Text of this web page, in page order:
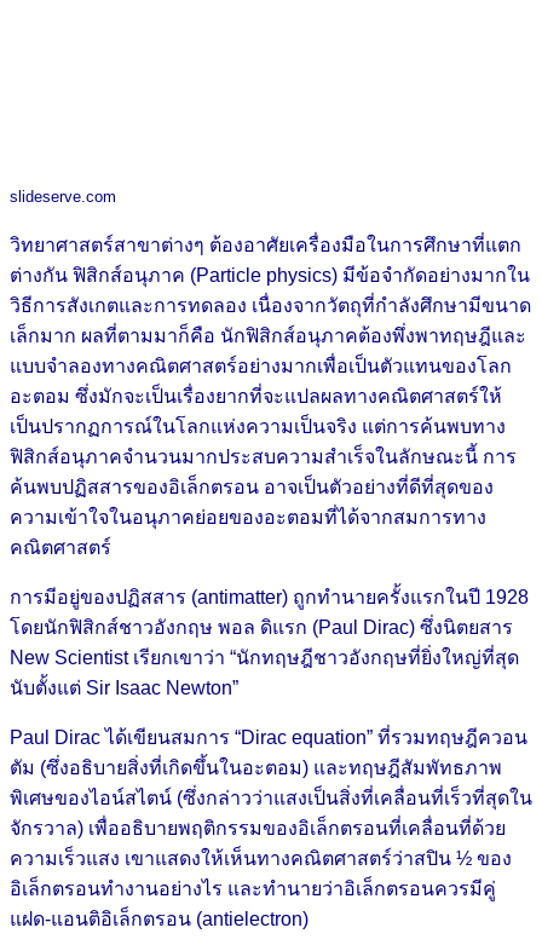
slideserve.com
วิทยาศาสตร์สาขาต่างๆ ต้องอาศัยเครื่องมือในการศึกษาที่แตก
ต่างกัน ฟิสิกส์อนุภาค (Particle physics) มีข้อจำกัดอย่างมากใน
วิธีการสังเกตและการทดลอง เนื่องจากวัตถุที่กำลังศึกษามีขนาด
เล็กมาก ผลที่ตามมาก็คือ นักฟิสิกส์อนุภาคต้องพึ่งพาทฤษฎีและ
แบบจำลองทางคณิตศาสตร์อย่างมากเพื่อเป็นตัวแทนของโลก
อะตอม ซึ่งมักจะเป็นเรื่องยากที่จะแปลผลทางคณิตศาสตร์ให้
เป็นปรากฏการณ์ในโลกแห่งความเป็นจริง แต่การค้นพบทาง
ฟิสิกส์อนุภาคจำนวนมากประสบความสำเร็จในลักษณะนี้ การ
ค้นพบปฏิสสารของอิเล็กตรอน อาจเป็นตัวอย่างที่ดีที่สุดของ
ความเข้าใจในอนุภาคย่อยของอะตอมที่ได้จากสมการทาง
คณิตศาสตร์
การมีอยู่ของปฏิสสาร (antimatter) ถูกทำนายครั้งแรกในปี 1928
โดยนักฟิสิกส์ชาวอังกฤษ พอล ดิแรก (Paul Dirac) ซึ่งนิตยสาร
New Scientist เรียกเขาว่า “นักทฤษฎีชาวอังกฤษที่ยิ่งใหญ่ที่สุด
นับตั้งแต่ Sir Isaac Newton”
Paul Dirac ได้เขียนสมการ “Dirac equation” ที่รวมทฤษฎีควอน
ตัม (ซึ่งอธิบายสิ่งที่เกิดขึ้นในอะตอม) และทฤษฎีสัมพัทธภาพ
พิเศษของไอน์สไตน์ (ซึ่งกล่าวว่าแสงเป็นสิ่งที่เคลื่อนที่เร็วที่สุดใน
จักรวาล) เพื่ออธิบายพฤติกรรมของอิเล็กตรอนที่เคลื่อนที่ด้วย
ความเร็วแสง เขาแสดงให้เห็นทางคณิตศาสตร์ว่าสปิน ½ ของ
อิเล็กตรอนทำงานอย่างไร และทำนายว่าอิเล็กตรอนควรมีคู่
แฝด-แอนติอิเล็กตรอน (antielectron)